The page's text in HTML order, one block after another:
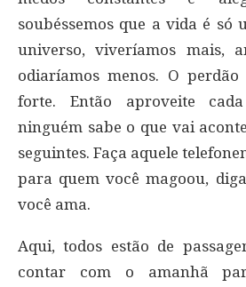
soubéssemos que a vida é só
universo, viveríamos mais,
odiaríamos menos. O
forte. Então aproveite
ninguém sabe o que vai
seguintes. Faça aquele
para quem você magoou,
você ama.
Aqui, todos estão de
contar com o amanhã